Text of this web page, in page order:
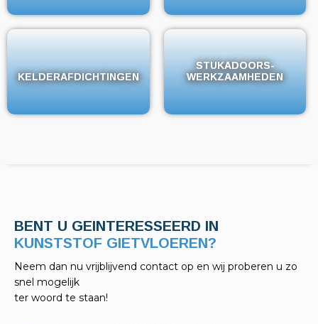
KELDERAFDICHTINGEN
KELDERAFDICHTINGEN
STUKADOORS-
WERKZAAMHEDEN
STUKADOORS-
WERKZAAMHEDEN
BENT U GEINTERESSEERD IN
KELDERAFDICHTINGEN?
Neem dan nu vrijblijvend contact op en wij proberen u zo
snel mogelijk
ter woord te staan!